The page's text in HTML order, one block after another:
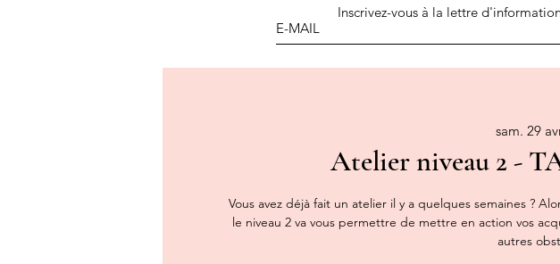
Inscrivez-vous à la lettre
sam. 29
Atelier niveau 2 -
Vous avez déjà fait un atelier il y a quelques semaines ?
le niveau 2 va vous permettre de mettre en action vos
autres